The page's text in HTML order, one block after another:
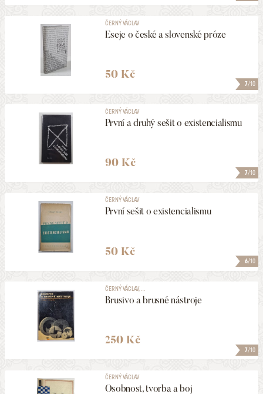
7/10
ČERNÝ VÁCLAV
Eseje o české a slovenské próze
50 Kč
7/10
ČERNÝ VÁCLAV
První a druhý sešit o existencialismu
90 Kč
6/10
ČERNÝ VÁCLAV
První sešit o existencialismu
50 Kč
7/10
ČERNÝ VÁCLAV, ...
Brusivo a brusné nástroje
250 Kč
ČERNÝ VÁCLAV
Osobnost, tvorba a boj